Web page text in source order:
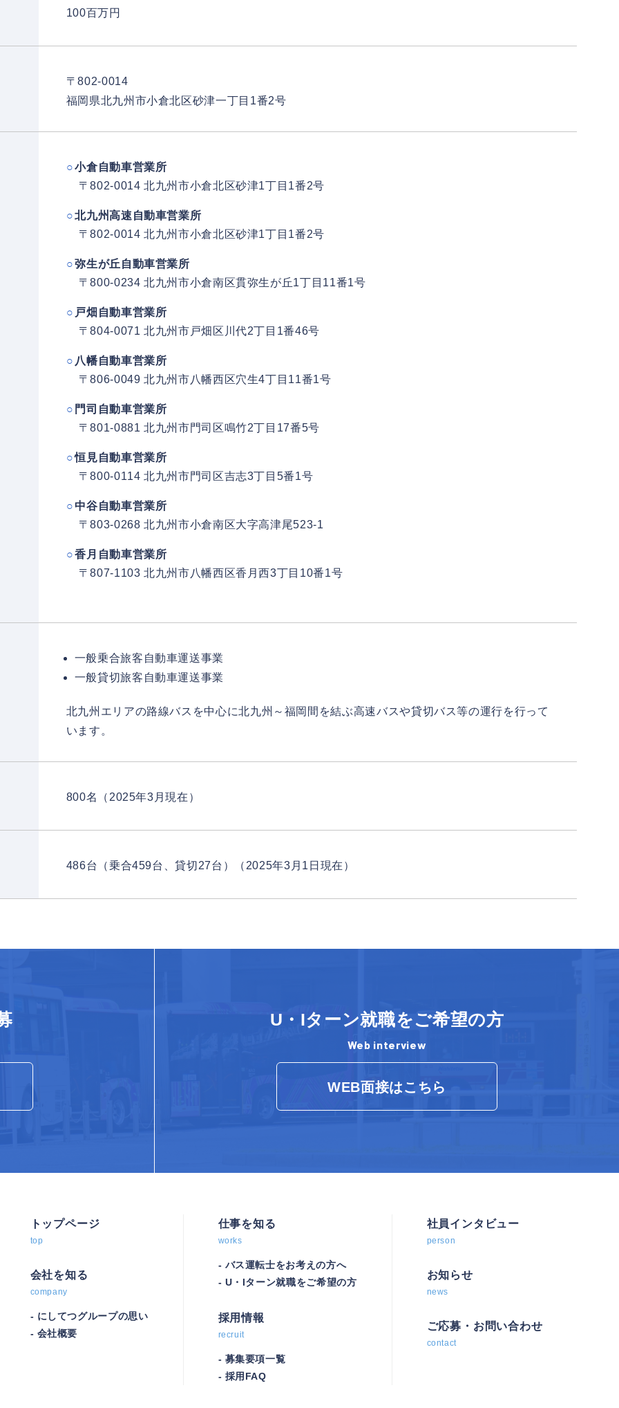
100百万円
〒802-0014
福岡県北九州市小倉北区砂津一丁目1番2号
小倉自動車営業所
〒802-0014 北九州市小倉北区砂津1丁目1番2号
北九州高速自動車営業所
〒802-0014 北九州市小倉北区砂津1丁目1番2号
弥生が丘自動車営業所
〒800-0234 北九州市小倉南区貫弥生が丘1丁目11番1号
戸畑自動車営業所
〒804-0071 北九州市戸畑区川代2丁目1番46号
八幡自動車営業所
〒806-0049 北九州市八幡西区穴生4丁目11番1号
門司自動車営業所
〒801-0881 北九州市門司区鳴竹2丁目17番5号
恒見自動車営業所
〒800-0114 北九州市門司区吉志3丁目5番1号
中谷自動車営業所
〒803-0268 北九州市小倉南区大字高津尾523-1
香月自動車営業所
〒807-1103 北九州市八幡西区香月西3丁目10番1号
一般乗合旅客自動車運送事業
一般貸切旅客自動車運送事業
北九州エリアの路線バスを中心に北九州～福岡間を結ぶ高速バスや貸切バス等の運行を行って
います。
800名（2025年3月現在）
486台（乗合459台、貸切27台）（2025年3月1日現在）
U・Iターン就職をご希望の方
Web interview
WEB面接はこちら
トップページ
top
会社を知る
company
にしてつグループの思い
会社概要
仕事を知る
works
バス運転士をお考えの方へ
U・Iターン就職をご希望の方
採用情報
recruit
募集要項一覧
採用FAQ
社員インタビュー
person
お知らせ
news
ご応募・お問い合わせ
contact